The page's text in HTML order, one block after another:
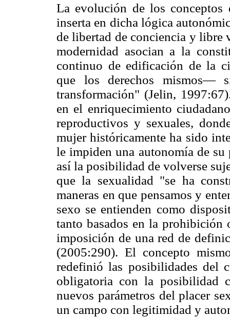
La evolución de los conceptos
inserta en dicha lógica
de libertad de conciencia y libre
modernidad asocian a la
continuo de edificación de la
que los derechos mismos—
transformación" (Jelin,
en el enriquecimiento
reproductivos y sexuales,
mujer históricamente ha sido
le impiden una autonomía de
así la posibilidad de volverse
que la sexualidad "se ha
maneras en que pensamos y
sexo se entienden como
tanto basados en la
imposición de una red de
(2005:290). El concepto
redefinió las posibilidades del
obligatoria con la posibilidad
nuevos parámetros del placer
un campo con legitimidad y